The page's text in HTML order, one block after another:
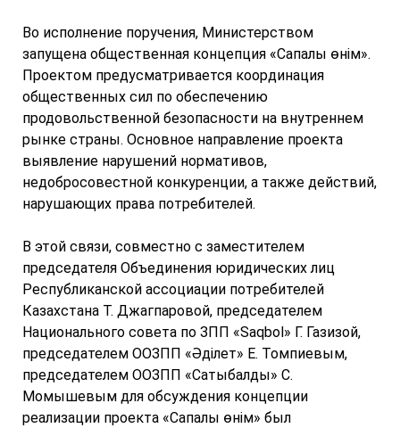
Во исполнение поручения, Министерством
запущена общественная концепция «Сапалы өнім».
Проектом предусматривается координация
общественных сил по обеспечению
продовольственной безопасности на внутреннем
рынке страны. Основное направление проекта
выявление нарушений нормативов,
недобросовестной конкуренции, а также действий,
нарушающих права потребителей.
В этой связи, совместно с заместителем
председателя Объединения юридических лиц
Республиканской ассоциации потребителей
Казахстана Т. Джагпаровой, председателем
Национального совета по ЗПП «Saqbol» Г. Газизой,
председателем ООЗПП «Әділет» Е. Томпиевым,
председателем ООЗПП «Сатыбалды» С.
Момышевым для обсуждения концепции
реализации проекта «Сапалы өнім» был